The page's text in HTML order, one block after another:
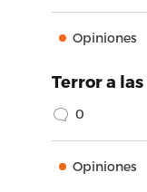
Opiniones
Terror a las
0
Opiniones